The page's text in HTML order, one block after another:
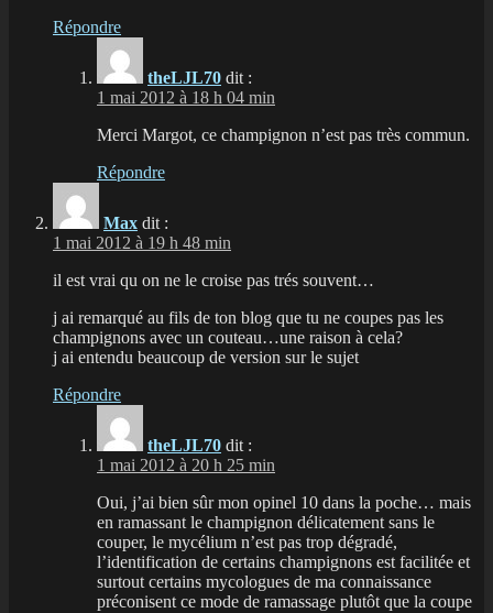
Répondre
theLJL70 dit :
1 mai 2012 à 18 h 04 min
Merci Margot, ce champignon n’est pas très commun.
Répondre
Max dit :
1 mai 2012 à 19 h 48 min
il est vrai qu on ne le croise pas trés souvent…
j ai remarqué au fils de ton blog que tu ne coupes pas les
champignons avec un couteau…une raison à cela?
j ai entendu beaucoup de version sur le sujet
Répondre
theLJL70 dit :
1 mai 2012 à 20 h 25 min
Oui, j’ai bien sûr mon opinel 10 dans la poche… mais
en ramassant le champignon délicatement sans le
couper, le mycélium n’est pas trop dégradé,
l’identification de certains champignons est facilitée et
surtout certains mycologues de ma connaissance
préconisent ce mode de ramassage plutôt que la coupe